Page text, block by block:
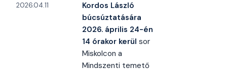
2026.04.11
Kordos László
búcsúztatására
2026. április 24-én
14 órakor kerül sor
Miskolcon a
Mindszenti temető